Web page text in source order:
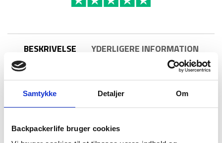
Samtykke Detaljer Om
Backpackerlife bruger cookies
BESKRIVELSE
YDERLIGERE INFORMATION
Norwegian Army vandresokker af 80% uld.
Det er en varm anbefaling at hoppe i et par vandresokker, hvis
tykke nok, og giver ikke dine fødder det bedste miljø – for i en
vandrestøvle, kan temperaturen godt være varm og fugtig.